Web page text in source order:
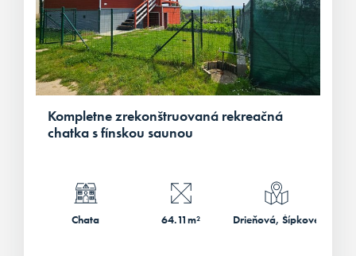
Kompletne zrekonštruovaná rekreačná
chatka s fínskou saunou
Chata 64.11m² Drieňová, Šípkové